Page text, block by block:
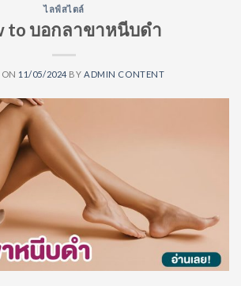
ไลฟ์สไตล์
to บอกลาขาหนีบดำ
ON 11/05/2024 BY ADMIN CONTENT